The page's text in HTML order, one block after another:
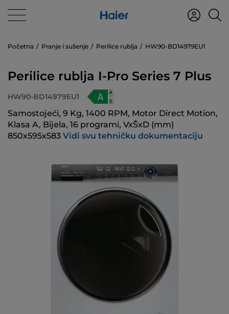
Početna Pranje i sušenje Perilice rublja HW90-BD14979EU1
Perilice rublja I-Pro Series 7 Plus
HW90-BD14979EU1
Samostojeći, 9 Kg, 1400 RPM, Motor Direct Motion,
Klasa A, Bijela, 16 programi, VxŠxD (mm)
850x595x583 Vidi svu tehničku dokumentaciju